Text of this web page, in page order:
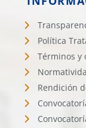
Política
Términos y
Rendición